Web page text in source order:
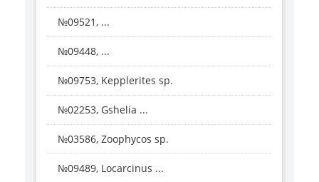
№09521, ...
№09448, ...
№09753, Kepplerites sp.
№02253, Gshelia ...
№03586, Zoophycos sp.
№09489, Locarcinus ...